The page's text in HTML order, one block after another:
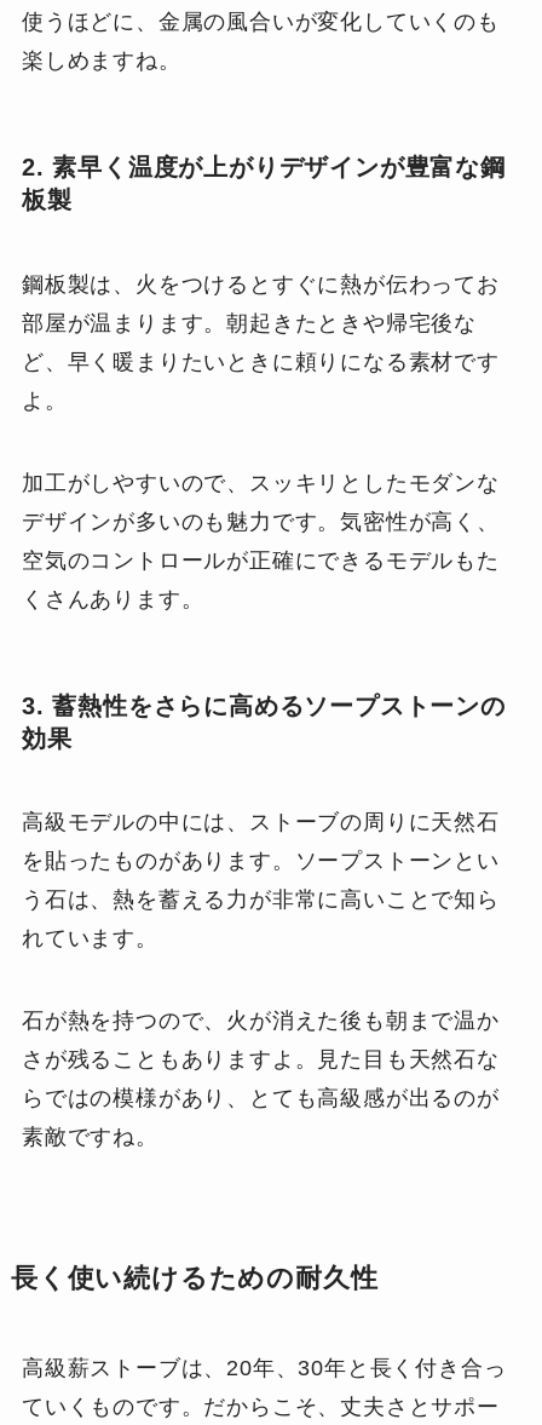
使うほどに、金属の風合いが変化していくのも
楽しめますね。
2. 素早く温度が上がりデザインが豊富な鋼
板製
鋼板製は、火をつけるとすぐに熱が伝わってお
部屋が温まります。朝起きたときや帰宅後な
ど、早く暖まりたいときに頼りになる素材です
よ。
加工がしやすいので、スッキリとしたモダンな
デザインが多いのも魅力です。気密性が高く、
空気のコントロールが正確にできるモデルもた
くさんあります。
3. 蓄熱性をさらに高めるソープストーンの
効果
高級モデルの中には、ストーブの周りに天然石
を貼ったものがあります。ソープストーンとい
う石は、熱を蓄える力が非常に高いことで知ら
れています。
石が熱を持つので、火が消えた後も朝まで温か
さが残ることもありますよ。見た目も天然石な
らではの模様があり、とても高級感が出るのが
素敵ですね。
長く使い続けるための耐久性
高級薪ストーブは、20年、30年と長く付き合っ
ていくものです。だからこそ、丈夫さとサポー